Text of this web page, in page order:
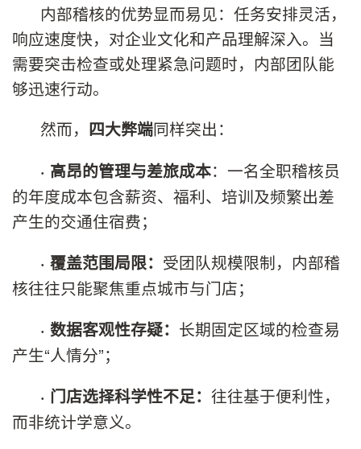
内部稽核的优势显而易见：任务安排灵活，
响应速度快，对企业文化和产品理解深入。当
需要突击检查或处理紧急问题时，内部团队能
够迅速行动。
然而， 四大弊端同样突出：
· 高昂的管理与差旅成本：一名全职稽核员
的年度成本包含薪资、福利、培训及频繁出差
产生的交通住宿费；
· 覆盖范围局限： 受团队规模限制，内部稽
核往往只能聚焦重点城市与门店；
· 数据客观性存疑： 长期固定区域的检查易
产生“人情分”；
· 门店选择科学性不足： 往往基于便利性，
而非统计学意义。